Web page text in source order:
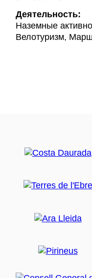
Деятельность:
Наземные
Велотуризм,